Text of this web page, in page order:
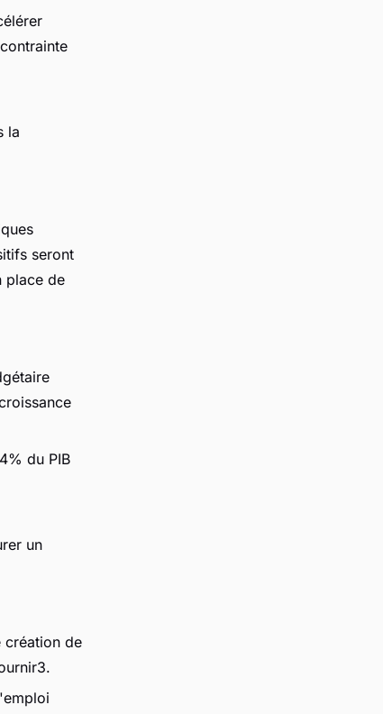
la
seront
place de
du PIB
un
création de